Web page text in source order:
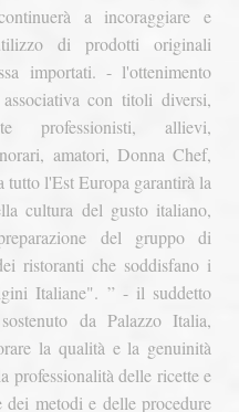
a incoraggiare e
di prodotti originali
importati. - l'ottenimento
con titoli diversi,
professionisti, allievi,
amatori, Donna Chef,
tutto l'Est Europa garantirà la
cultura del gusto italiano,
del gruppo di
ristoranti che soddisfano i
Italiane". ” - il suddetto
da Palazzo Italia,
la qualità e la genuinità
professionalità delle ricette e
dei metodi e delle procedure